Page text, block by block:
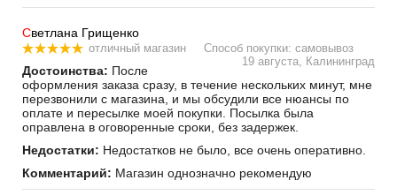
Светлана Грищенко
отличный магазин
Способ покупки: самовывоз
19 августа, Калининград
Достоинства: После
оформления заказа сразу, в течение нескольких минут, мне
перезвонили с магазина, и мы обсудили все нюансы по
оплате и пересылке моей покупки. Посылка была
оправлена в оговоренные сроки, без задержек.
Недостатки: Недостатков не было, все очень оперативно.
Комментарий: Магазин однозначно рекомендую